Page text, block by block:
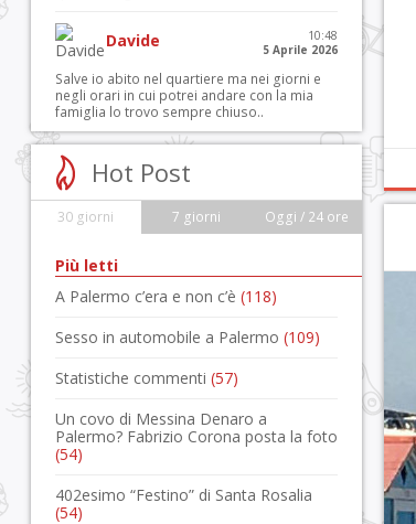
Davide
10:48
5 Aprile 2026
Salve io abito nel quartiere ma nei giorni e
negli orari in cui potrei andare con la mia
famiglia lo trovo sempre chiuso..
Hot Post
30 giorni 7 giorni Oggi / 24 ore
Più letti
A Palermo c’era e non c’è (118)
Sesso in automobile a Palermo (109)
Statistiche commenti (57)
Un covo di Messina Denaro a
Palermo? Fabrizio Corona posta la foto
(54)
402esimo “Festino” di Santa Rosalia
(54)